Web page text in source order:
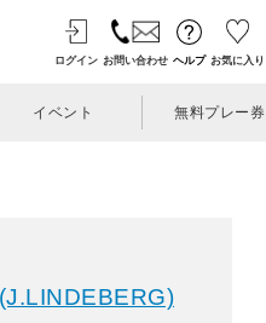
ログイン お問い合わせ ヘルプ お気に入り
イベント 無料プレー券